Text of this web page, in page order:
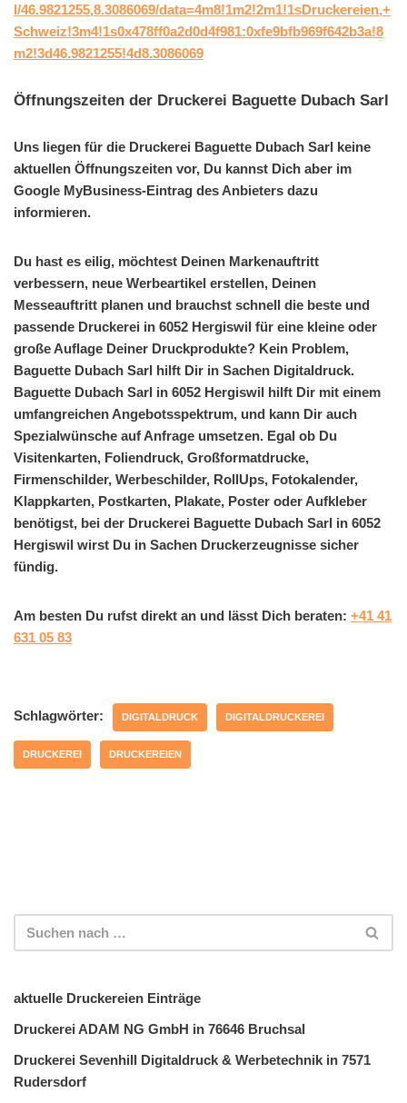
l/46.9821255,8.3086069/data=4m8!1m2!2m1!1sDruckereien,+
Schweiz!3m4!1s0x478ff0a2d0d4f981:0xfe9bfb969f642b3a!8
m2!3d46.9821255!4d8.3086069
Öffnungszeiten der Druckerei Baguette Dubach Sarl
Uns liegen für die Druckerei Baguette Dubach Sarl keine
aktuellen Öffnungszeiten vor, Du kannst Dich aber im
Google MyBusiness-Eintrag des Anbieters dazu
informieren.
Du hast es eilig, möchtest Deinen Markenauftritt
verbessern, neue Werbeartikel erstellen, Deinen
Messeauftritt planen und brauchst schnell die beste und
passende Druckerei in 6052 Hergiswil für eine kleine oder
große Auflage Deiner Druckprodukte? Kein Problem,
Baguette Dubach Sarl hilft Dir in Sachen Digitaldruck.
Baguette Dubach Sarl in 6052 Hergiswil hilft Dir mit einem
umfangreichen Angebotsspektrum, und kann Dir auch
Spezialwünsche auf Anfrage umsetzen. Egal ob Du
Visitenkarten, Foliendruck, Großformatdrucke,
Firmenschilder, Werbeschilder, RollUps, Fotokalender,
Klappkarten, Postkarten, Plakate, Poster oder Aufkleber
benötigst, bei der Druckerei Baguette Dubach Sarl in 6052
Hergiswil wirst Du in Sachen Druckerzeugnisse sicher
fündig.
Am besten Du rufst direkt an und lässt Dich beraten: +41 41
631 05 83
Schlagwörter: DIGITALDRUCK DIGITALDRUCKEREI
DRUCKEREI DRUCKEREIEN
aktuelle Druckereien Einträge
Druckerei ADAM NG GmbH in 76646 Bruchsal
Druckerei Sevenhill Digitaldruck & Werbetechnik in 7571
Rudersdorf